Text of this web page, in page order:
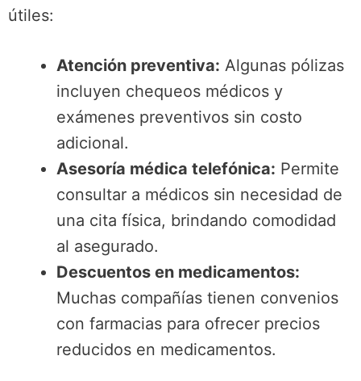
útiles:
Atención preventiva: Algunas pólizas
incluyen chequeos médicos y
exámenes preventivos sin costo
adicional.
Asesoría médica telefónica: Permite
consultar a médicos sin necesidad de
una cita física, brindando comodidad
al asegurado.
Descuentos en medicamentos:
Muchas compañías tienen convenios
con farmacias para ofrecer precios
reducidos en medicamentos.